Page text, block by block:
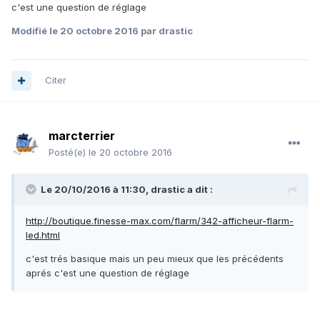
c'est une question de réglage
Modifié le 20 octobre 2016 par drastic
Citer
marcterrier
Posté(e) le 20 octobre 2016
Le 20/10/2016 à 11:30, drastic a dit :
http://boutique.finesse-max.com/flarm/342-afficheur-flarm-
led.html
c'est trés basique mais un peu mieux que les précédents
aprés c'est une question de réglage